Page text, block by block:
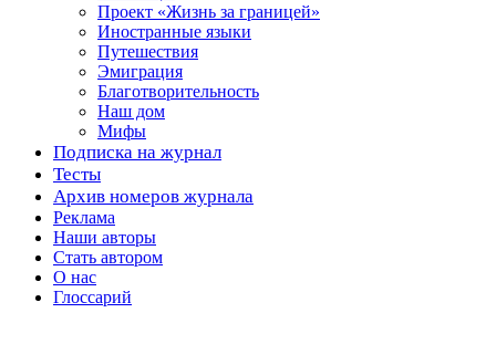
Проект «Жизнь за границей»
Иностранные языки
Путешествия
Эмиграция
Благотворительность
Наш дом
Мифы
Подписка на журнал
Тесты
Архив номеров журнала
Реклама
Наши авторы
Стать автором
О нас
Глоссарий